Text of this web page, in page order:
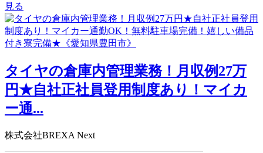
見る
タイヤの倉庫内管理業務！月収例27万
円★自社正社員登用制度あり！マイカ
ー通...
株式会社BREXA Next